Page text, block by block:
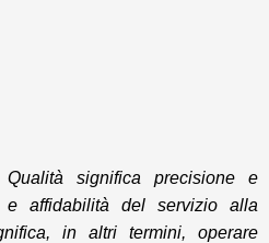
significa precisione e
e affidabilità del servizio alla
in altri termini, operare